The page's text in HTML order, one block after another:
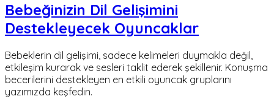
Bebeğinizin Dil Gelişimini
Destekleyecek Oyuncaklar
Bebeklerin dil gelişimi, sadece kelimeleri duymakla değil,
etkileşim kurarak ve sesleri taklit ederek şekillenir. Konuşma
becerilerini destekleyen en etkili oyuncak gruplarını
yazımızda keşfedin.